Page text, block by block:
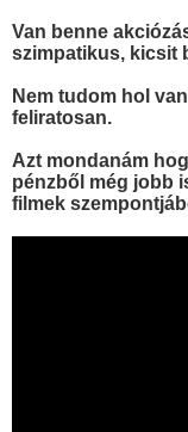
Van benne
szimpatikus, kicsit
Nem tudom hol
feliratosan.
Azt mondanám
pénzből még jobb
filmek